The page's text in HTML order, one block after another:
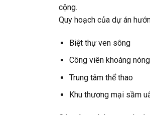
cộng.
Quy hoạch của dự án
Biệt thự ven sông
Công viên khoáng nóng
Trung tâm thể thao
Khu thương mại sầm